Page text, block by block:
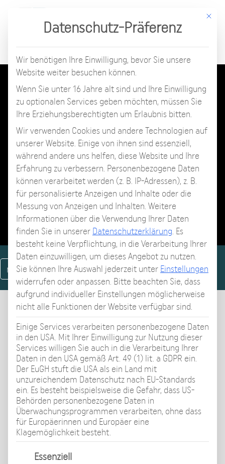
nächstes Video
Gangbild während
Beinverlängerung – was Sie
als Patient/in wissen müssen
Video-Thema
Dr. Axel Becker, Facharzt für Plastische,
Ästhetische u. Rekonstruktive Chirurgie,
Facharzt für Orthopädie & Unfallchirurgie erklärt
Wissenswertes zum Gangbild während einer
Beinverlängerung.
Mit
Datenschutz-Präferenz
Wir benötigen Ihre Einwilligung, bevor Sie unsere
Website weiter besuchen können.
Wenn Sie unter 16 Jahre alt sind und Ihre Einwilligung
zu optionalen Services geben möchten, müssen Sie
Ihre Erziehungsberechtigten um Erlaubnis bitten.
Wir verwenden Cookies und andere Technologien auf
unserer Website. Einige von ihnen sind essenziell,
während andere uns helfen, diese Website und Ihre
Erfahrung zu verbessern. Personenbezogene Daten
können verarbeitet werden (z. B. IP-Adressen), z. B.
für personalisierte Anzeigen und Inhalte oder die
Messung von Anzeigen und Inhalten. Weitere
Informationen über die Verwendung Ihrer Daten
finden Sie in unserer Datenschutzerklärung Es
besteht keine Verpflichtung, in die Verarbeitung Ihrer
Daten einzuwilligen, um dieses Angebot zu nutzen.
Sie können Ihre Auswahl jederzeit unter Einstellungen
widerrufen oder anpassen. Bitte beachten Sie, dass
aufgrund individueller Einstellungen möglicherweise
nicht alle Funktionen der Website verfügbar sind.
Einige Services verarbeiten personenbezogene Daten
in den USA. Mit Ihrer Einwilligung zur Nutzung dieser
Services willigen Sie auch in die Verarbeitung Ihrer
Daten in den USA gemäß Art. 49 (1) lit. a GDPR ein.
Der EuGH stuft die USA als ein Land mit
unzureichendem Datenschutz nach EU-Standards
ein. Es besteht beispielsweise die Gefahr, dass US-
Behörden personenbezogene Daten in
Überwachungsprogrammen verarbeiten, ohne dass
für Europäerinnen und Europäer eine
Klagemöglichkeit besteht.
Es folgt eine Liste der Service-Gruppen, für die
Essenziell